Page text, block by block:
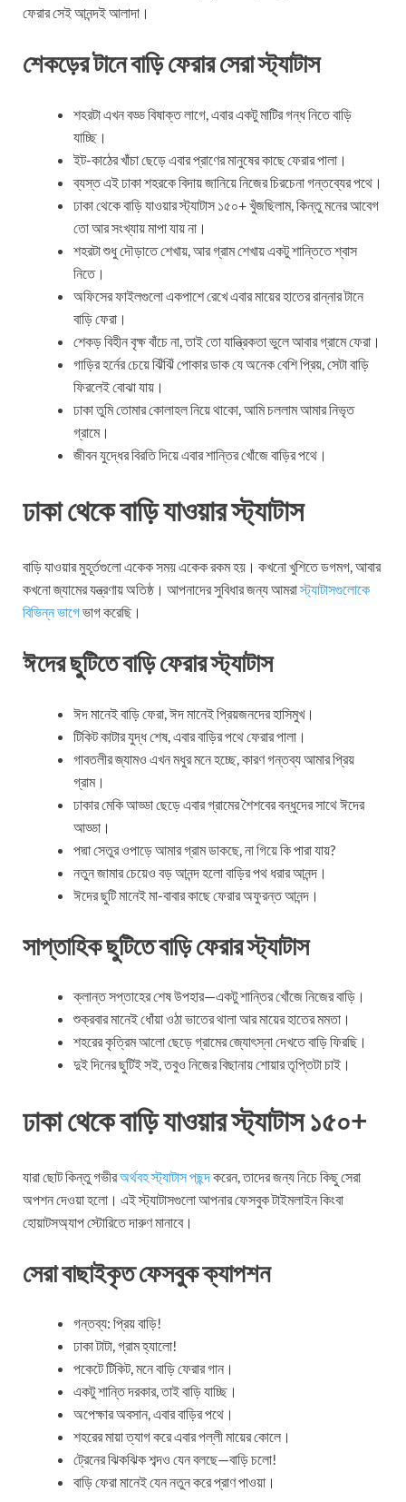
ফেরার সেই আনন্দই আলাদা।
শেকড়ের টানে বাড়ি ফেরার সেরা স্ট্যাটাস
শহরটা এখন বড্ড বিষাক্ত লাগে, এবার একটু মাটির গন্ধ নিতে বাড়ি
যাচ্ছি।
ইট-কাঠের খাঁচা ছেড়ে এবার প্রাণের মানুষের কাছে ফেরার পালা।
ব্যস্ত এই ঢাকা শহরকে বিদায় জানিয়ে নিজের চিরচেনা গন্তব্যের পথে।
ঢাকা থেকে বাড়ি যাওয়ার স্ট্যাটাস ১৫০+ খুঁজছিলাম, কিন্তু মনের আবেগ
তো আর সংখ্যায় মাপা যায় না।
শহরটা শুধু দৌড়াতে শেখায়, আর গ্রাম শেখায় একটু শান্তিতে শ্বাস
নিতে।
অফিসের ফাইলগুলো একপাশে রেখে এবার মায়ের হাতের রান্নার টানে
বাড়ি ফেরা।
শেকড় বিহীন বৃক্ষ বাঁচে না, তাই তো যান্ত্রিকতা ভুলে আবার গ্রামে ফেরা।
গাড়ির হর্নের চেয়ে ঝিঁঝিঁ পোকার ডাক যে অনেক বেশি প্রিয়, সেটা বাড়ি
ফিরলেই বোঝা যায়।
ঢাকা তুমি তোমার কোলাহল নিয়ে থাকো, আমি চললাম আমার নিভৃত
গ্রামে।
জীবন যুদ্ধের বিরতি দিয়ে এবার শান্তির খোঁজে বাড়ির পথে।
ঢাকা থেকে বাড়ি যাওয়ার স্ট্যাটাস
বাড়ি যাওয়ার মুহূর্তগুলো একেক সময় একেক রকম হয়। কখনো খুশিতে ডগমগ, আবার
কখনো জ্যামের যন্ত্রণায় অতিষ্ঠ। আপনাদের সুবিধার জন্য আমরাস্ট্যাটাসগুলোকে
বিভিন্ন ভাগেভাগ করেছি।
ঈদের ছুটিতে বাড়ি ফেরার স্ট্যাটাস
ঈদ মানেই বাড়ি ফেরা, ঈদ মানেই প্রিয়জনদের হাসিমুখ।
টিকিট কাটার যুদ্ধ শেষ, এবার বাড়ির পথে ফেরার পালা।
গাবতলীর জ্যামও এখন মধুর মনে হচ্ছে, কারণ গন্তব্য আমার প্রিয়
গ্রাম।
ঢাকার মেকি আড্ডা ছেড়ে এবার গ্রামের শৈশবের বন্ধুদের সাথে ঈদের
আড্ডা।
পদ্মা সেতুর ওপাড়ে আমার গ্রাম ডাকছে, না গিয়ে কি পারা যায়?
নতুন জামার চেয়েও বড় আনন্দ হলো বাড়ির পথ ধরার আনন্দ।
ঈদের ছুটি মানেই মা-বাবার কাছে ফেরার অফুরন্ত আনন্দ।
সাপ্তাহিক ছুটিতে বাড়ি ফেরার স্ট্যাটাস
ক্লান্ত সপ্তাহের শেষ উপহার—একটু শান্তির খোঁজে নিজের বাড়ি।
শুক্রবার মানেই ধোঁয়া ওঠা ভাতের থালা আর মায়ের হাতের মমতা।
শহরের কৃত্রিম আলো ছেড়ে গ্রামের জ্যোৎস্না দেখতে বাড়ি ফিরছি।
দুই দিনের ছুটিই সই, তবুও নিজের বিছানায় শোয়ার তৃপ্তিটা চাই।
ঢাকা থেকে বাড়ি যাওয়ার স্ট্যাটাস ১৫০+
যারা ছোট কিন্তু গভীরঅর্থবহ স্ট্যাটাস পছন্দকরেন, তাদের জন্য নিচে কিছু সেরা
অপশন দেওয়া হলো। এই স্ট্যাটাসগুলো আপনার ফেসবুক টাইমলাইন কিংবা
হোয়াটসঅ্যাপ স্টোরিতে দারুণ মানাবে।
সেরা বাছাইকৃত ফেসবুক ক্যাপশন
গন্তব্য: প্রিয় বাড়ি!
ঢাকা টাটা, গ্রাম হ্যালো!
পকেটে টিকিট, মনে বাড়ি ফেরার গান।
একটু শান্তি দরকার, তাই বাড়ি যাচ্ছি।
অপেক্ষার অবসান, এবার বাড়ির পথে।
শহরের মায়া ত্যাগ করে এবার পল্লী মায়ের কোলে।
ট্রেনের ঝিকঝিক শব্দও যেন বলছে—বাড়ি চলো!
বাড়ি ফেরা মানেই যেন নতুন করে প্রাণ পাওয়া।